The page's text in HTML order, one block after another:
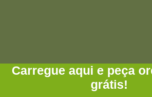
Carregue aqui e peça
grátis!